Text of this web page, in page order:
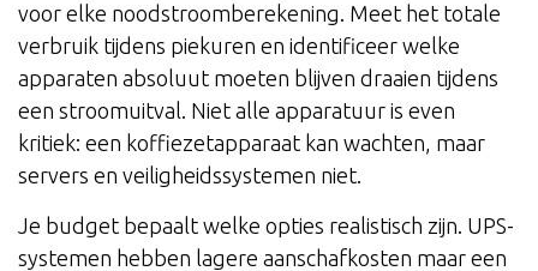
voor elke noodstroomberekening. Meet het totale
verbruik tijdens piekuren en identificeer welke
apparaten absoluut moeten blijven draaien tijdens
een stroomuitval. Niet alle apparatuur is even
kritiek: een koffiezetapparaat kan wachten, maar
servers en veiligheidssystemen niet.
Je budget bepaalt welke opties realistisch zijn. UPS-
systemen hebben lagere aanschafkosten maar een